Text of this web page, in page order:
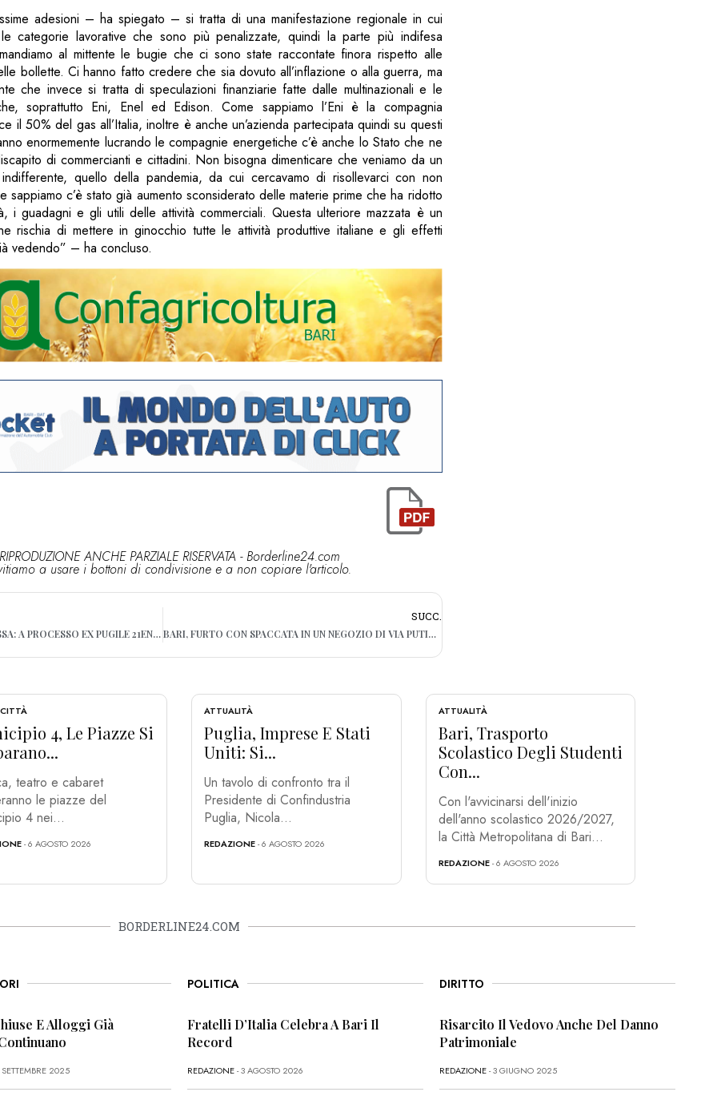
adesioni – ha spiegato – si tratta di una manifestazione regionale in cui
categorie lavorative che sono più penalizzate, quindi la parte più indifesa
al mittente le bugie che ci sono state raccontate finora rispetto alle
bollette. Ci hanno fatto credere che sia dovuto all’inflazione o alla guerra, ma
che invece si tratta di speculazioni finanziarie fatte dalle multinazionali e le
soprattutto Eni, Enel ed Edison. Come sappiamo l’Eni è la compagnia
il 50% del gas all’Italia, inoltre è anche un’azienda partecipata quindi su questi
enormemente lucrando le compagnie energetiche c’è anche lo Stato che ne
di commercianti e cittadini. Non bisogna dimenticare che veniamo da un
quello della pandemia, da cui cercavamo di risollevarci con non
sappiamo c’è stato già aumento sconsiderato delle materie prime che ha ridotto
i guadagni e gli utili delle attività commerciali. Questa ulteriore mazzata è un
rischia di mettere in ginocchio tutte le attività produttive italiane e gli effetti
vedendo” – ha concluso.
ANCHE PARZIALE RISERVATA - Borderline24.com
a usare i bottoni di condivisione e a non copiare l'articolo.
BARI, MORÌ DURANTE RISSA: A PROCESSO EX PUGILE 21ENNE
SUCC.
BARI, FURTO CON SPACCATA IN UN NEGOZIO DI VIA PUTIGNANI. I RESIDENTI: “E’ ALLARME SICUREZZA”
4, Le Piazze Si
teatro e cabaret
le piazze del
4 nei...
- 6 AGOSTO 2026
ATTUALITÀ
Puglia, Imprese E Stati
Uniti: Si...
Un tavolo di confronto tra il
Presidente di Confindustria
Puglia, Nicola...
REDAZIONE- 6 AGOSTO 2026
ATTUALITÀ
Bari, Trasporto
Scolastico Degli Studenti
Con...
Con l'avvicinarsi dell'inizio
dell'anno scolastico 2026/2027,
la Città Metropolitana di Bari...
REDAZIONE- 6 AGOSTO 2026
BORDERLINE24.COM
E Alloggi Già
2025
POLITICA
Fratelli D’Italia Celebra A Bari Il
Record
REDAZIONE- 3 AGOSTO 2026
DIRITTO
Risarcito Il Vedovo Anche Del Danno
Patrimoniale
REDAZIONE- 3 GIUGNO 2025